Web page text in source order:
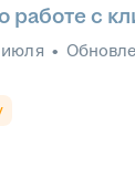
работе с
июля •